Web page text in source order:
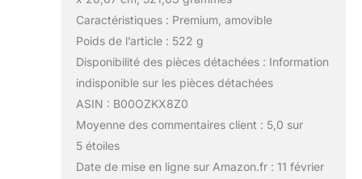
Caractéristiques : Premium, amovible
Poids de l’article : 522 g
Disponibilité des pièces détachées : Information
indisponible sur les pièces détachées
ASIN : B00OZKX8Z0
Moyenne des commentaires client : 5,0 sur
5 étoiles
Date de mise en ligne sur Amazon.fr : 11 février